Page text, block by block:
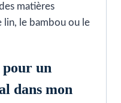
matières
lin, le bambou ou le
un
dans mon